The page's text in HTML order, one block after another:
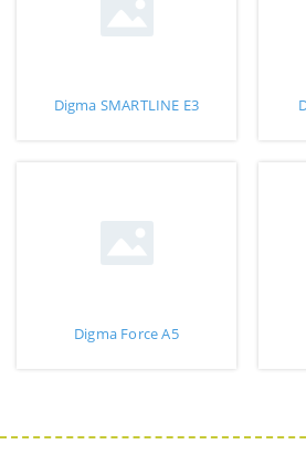
Digma SMARTLINE E3
Digma Force A5